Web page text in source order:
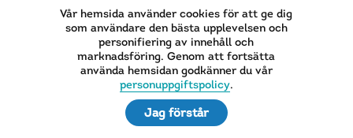
EN DEL AV
Vår hemsida använder cookies för att ge dig
som användare den bästa upplevelsen och
personifiering av innehåll och
marknadsföring. Genom att fortsätta
använda hemsidan godkänner du vår
personuppgiftspolicy.
Jag förstår